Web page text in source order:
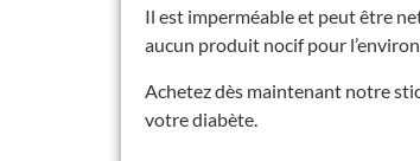
Il est imperméable et peut être
aucun produit nocif pour
Achetez dès maintenant notre
votre diabète.